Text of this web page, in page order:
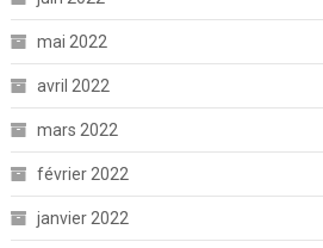
mai 2022
avril 2022
mars 2022
février 2022
janvier 2022